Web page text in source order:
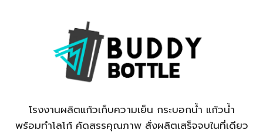
โรงงานผลิตแก้วเก็บความเย็น กระบอกน้ำ แก้วน้ำ
พร้อมทำโลโก้ คัดสรรคุณภาพ สั่งผลิตเสร็จจบในที่เดียว